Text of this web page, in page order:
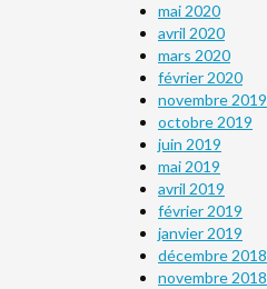
mai 2020
avril 2020
mars 2020
février 2020
novembre 2019
octobre 2019
juin 2019
mai 2019
avril 2019
février 2019
janvier 2019
décembre 2018
novembre 2018